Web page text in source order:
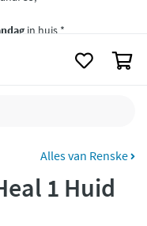
Alles van Renske
1 Huid